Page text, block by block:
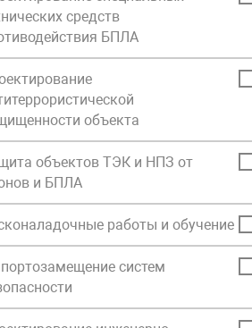
Один МПТ
системе
одной сети
которому
Пульт
питания
средств
БПЛА
объекта
объектов ТЭК и НПЗ от
и БПЛА
работы и обучение
систем